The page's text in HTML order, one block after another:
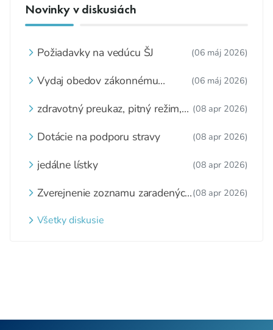
Novinky v diskusiách
Požiadavky na vedúcu ŠJ (06 máj 2026)
Vydaj obedov zákonnému
(06 máj 2026)
zdravotný preukaz, pitný režim,
(08 apr 2026)
Dotácie na podporu stravy (08 apr 2026)
jedálne lístky (08 apr 2026)
Zverejnenie zoznamu zaradených
webovom sídle
(08 apr 2026)
Všetky diskusie